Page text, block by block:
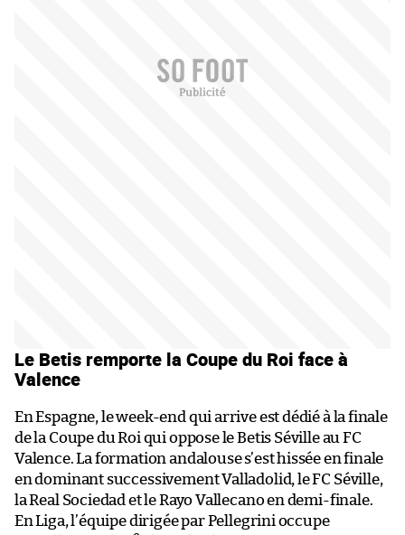
Le Betis remporte la Coupe du Roi face à
Valence
En Espagne, le week-end qui arrive est dédié à la finale
de la Coupe du Roi qui oppose le Betis Séville au FC
Valence. La formation andalouse s’est hissée en finale
en dominant successivement Valladolid, le FC Séville,
la Real Sociedad et le Rayo Vallecano en demi-finale.
En Liga, l’équipe dirigée par Pellegrini occupe